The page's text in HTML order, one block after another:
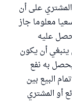
على أن
معلوما جاز
حصل عليه
ينبغي أن يكون
به نفع
البيع بين
أو المشتري